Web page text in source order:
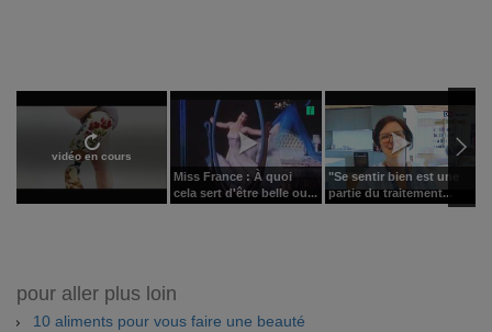
vidéo en cours
Miss France : À quoi
cela sert d'être belle ou...
"Se sentir bien est une
partie du traitement...
pour aller plus loin
10 aliments pour vous faire une beauté